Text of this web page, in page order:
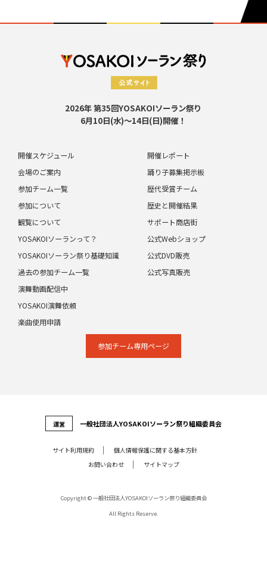
2026年 第35回YOSAKOIソーラン祭り
6月10日(水)～14日(日)開催！
開催スケジュール
会場のご案内
参加チーム一覧
参加について
観覧について
開催レポート
踊り子募集掲示板
歴代受賞チーム
歴史と開催結果
サポート商店街
YOSAKOIソーランって？
YOSAKOIソーラン祭り基礎知識
過去の参加チーム一覧
演舞動画配信中
公式Webショップ
公式DVD販売
公式写真販売
YOSAKOI演舞依頼
楽曲使用申請
参加チーム専⽤ページ
運営 ⼀般社団法⼈YOSAKOIソーラン祭り組織委員会
サイト利⽤規約
個⼈情報保護に関する基本⽅針
お問い合わせ
サイトマップ
Copyright © 一般社団法人YOSAKOIソーラン祭り組織委員会
All Rights Reserve.